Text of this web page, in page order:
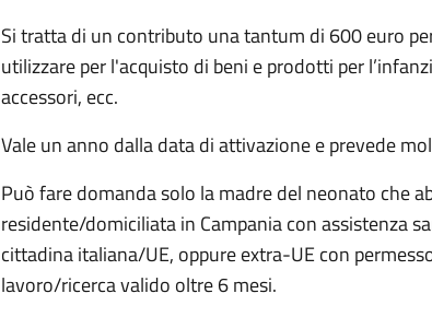
Si tratta di un contributo una tantum di 600 euro
utilizzare per l'acquisto di beni e prodotti per
accessori, ecc.
Vale un anno dalla data di attivazione e prevede
Può fare domanda solo la madre del neonato che
residente/domiciliata in Campania con assistenza
cittadina italiana/UE, oppure extra-UE con
lavoro/ricerca valido oltre 6 mesi.